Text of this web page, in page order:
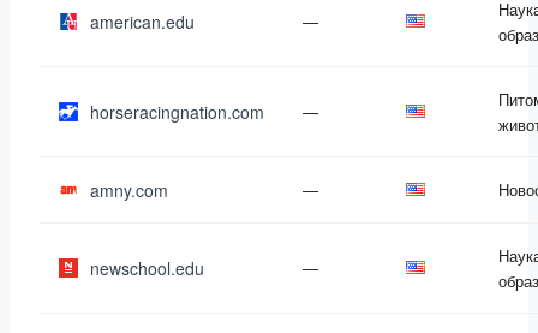
american.edu —
horseracingnation.com —
amny.com —
newschool.edu —